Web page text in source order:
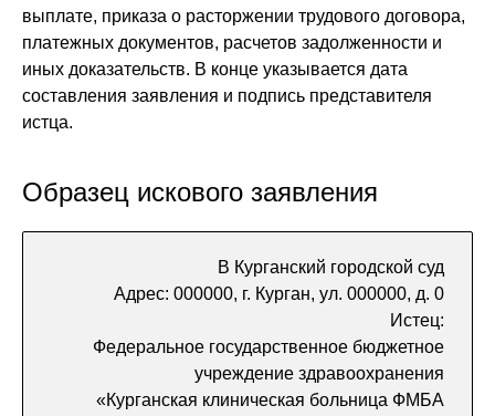
выплате, приказа о расторжении трудового договора,
платежных документов, расчетов задолженности и
иных доказательств. В конце указывается дата
составления заявления и подпись представителя
истца.
Образец искового заявления
В Курганский городской суд
Адрес: 000000, г. Курган, ул. 000000, д. 0
Истец:
Федеральное государственное бюджетное
учреждение здравоохранения
«Курганская клиническая больница ФМБА